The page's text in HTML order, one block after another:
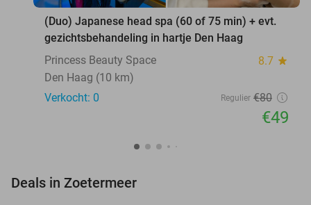
(Duo) Japanese head spa (60 of 75 min) + evt.
gezichtsbehandeling in hartje Den Haag
Princess Beauty Space
8.7 star
Den Haag (10 km)
Verkocht: 0
Regulier €80
€49
Deals in Zoetermeer